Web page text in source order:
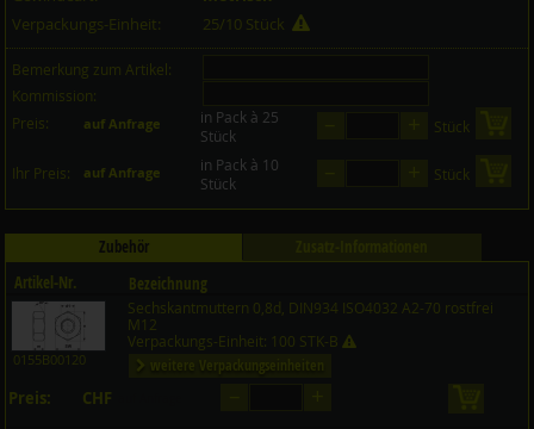
Verpackungs-Einheit:
25/10 Stück
Bemerkung zum Artikel:
Kommission:
Preis:
auf Anfrage
in Pack à 25
Stück
Stück
Ihr Preis: auf Anfrage
in Pack à 10
Stück
Stück
Zubehör
Artikel-Nr.
Bezeichnung
Preis CHF
Menge
0155B00120
Sechskantmuttern 0,8d, DIN934 ISO4032 A2-70 rostfrei
M12
Verpackungs-Einheit: 100 STK-B
weitere Verpackungseinheiten
Preis: CHF